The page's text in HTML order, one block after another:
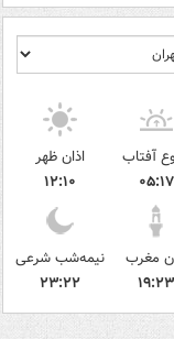
آفتاب
۰۵:۱۷
اذان ظهر
۱۲:۱۰
مغرب
۱۹:۲۳
نیمه‌شب شرعی
۲۳:۲۲